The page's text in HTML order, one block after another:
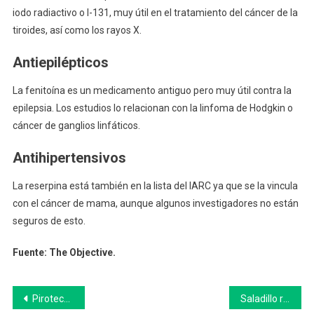
iodo radiactivo o I-131, muy útil en el tratamiento del cáncer de la
tiroides, así como los rayos X.
Antiepilépticos
La fenitoína es un medicamento antiguo pero muy útil contra la
epilepsia. Los estudios lo relacionan con la linfoma de Hodgkin o
cáncer de ganglios linfáticos.
Antihipertensivos
La reserpina está también en la lista del IARC ya que se la vincula
con el cáncer de mama, aunque algunos investigadores no están
seguros de esto.
Fuente: The Objective.
Navegación
Pirotecnia Cero: alto acatamiento de la ordenanza vigente en 9 de Julio